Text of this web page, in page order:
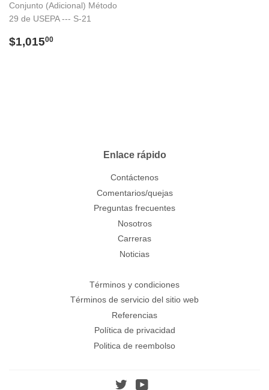
Conjunto (Adicional) Método
29 de USEPA --- S-21
Precio
$1,01500
Enlace rápido
Contáctenos
Comentarios/quejas
Preguntas frecuentes
Nosotros
Carreras
Noticias
Términos y condiciones
Términos de servicio del sitio web
Referencias
Política de privacidad
Politica de reembolso
Twitter